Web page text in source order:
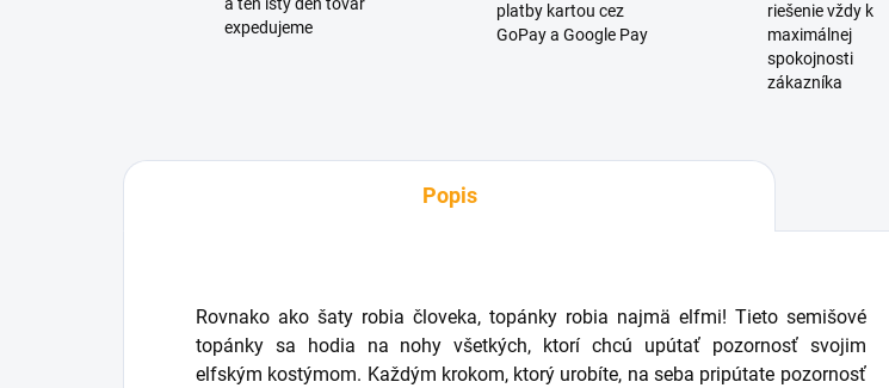
a ten istý deň tovar
expedujeme
platby kartou cez
GoPay a Google Pay
riešenie vždy k
maximálnej
spokojnosti
zákazníka
Popis
Rovnako ako šaty robia človeka, topánky robia najmä elfmi! Tieto semišové
topánky sa hodia na nohy všetkých, ktorí chcú upútať pozornosť svojim
elfským kostýmom. Každým krokom, ktorý urobíte, na seba pripútate pozornosť